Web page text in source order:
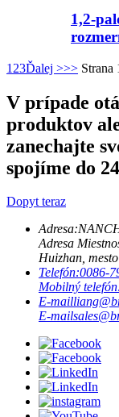
1,2-
1 23Ďalej >>> Strana
V prípade
produktov
zanechajte
spojíme do
Dopyt teraz
Adresa:
Adresa
Huizhan,
Telefón:0086-
Mobilný
E-mail
E-mail